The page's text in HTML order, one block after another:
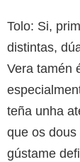
Tolo: Si,
distintas,
Vera tamén
teña unha
que os dous
gústame